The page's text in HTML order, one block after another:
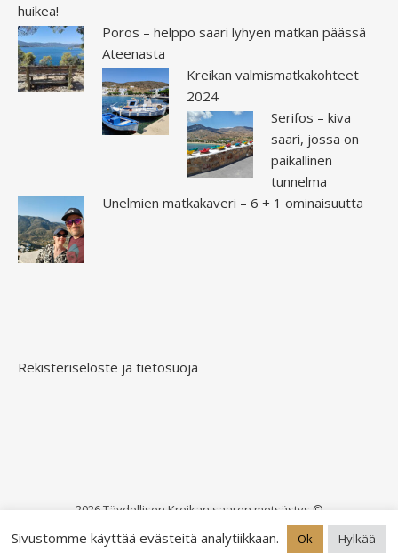
huikea!
Poros – helppo saari lyhyen matkan päässä
Ateenasta
Kreikan valmismatkakohteet
2024
Serifos – kiva
saari, jossa on
paikallinen
tunnelma
Unelmien matkakaveri – 6 + 1 ominaisuutta
Rekisteriseloste ja tietosuoja
2026 Täydellisen Kreikan saaren metsästys ©
Ashe Teema
WP Royal
Sivustomme käyttää evästeitä analytiikkaan. Ok Hylkää